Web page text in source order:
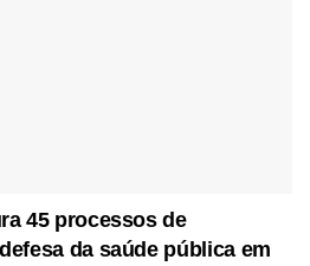
45 processos de
da saúde pública em